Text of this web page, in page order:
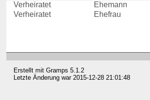
Verheiratet
Ehemann
Verheiratet
Ehefrau
Erstellt mitGramps 5.1.2
Letzte Änderung war 2015-12-28 21:01:48